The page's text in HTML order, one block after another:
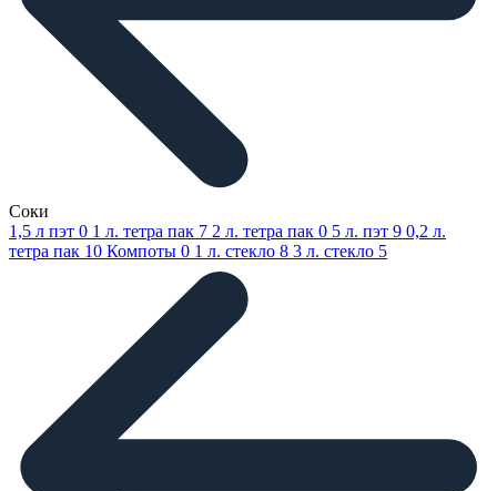
Соки
1,5 л пэт 0 1 л. тетра пак 7 2 л. тетра пак 0 5 л. пэт 9 0,2 л.
тетра пак 10 Компоты 0 1 л. стекло 8 3 л. стекло 5